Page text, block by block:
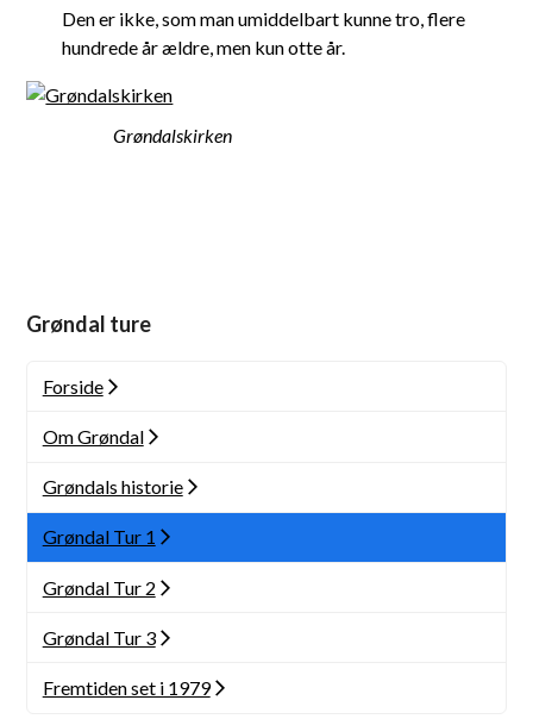
Den er ikke, som man umiddelbart kunne tro, flere
hundrede år ældre, men kun otte år.
Grøndalskirken
Grøndal ture
Forside
Om Grøndal
Grøndals historie
Grøndal Tur 1
Grøndal Tur 2
Grøndal Tur 3
Fremtiden set i 1979